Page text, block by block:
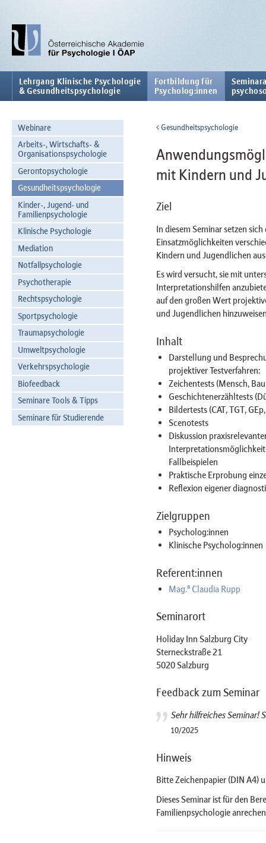
Lehrgang Klinische Psychologie
& Gesundheitspsychologie
Fortbildung für
Psycholog:innen
Webinare
Arbeits-, Wirtschafts- &
Organisationspsychologie
Gerontopsychologie
Gesundheitspsychologie
Kinder-, Jugend- und
Familienpsychologie
Klinische Psychologie
Mediation
Notfallpsychologie
Psychotherapie
Rechtspsychologie
Sportpsychologie
Traumapsychologie
Umweltpsychologie
Verkehrspsychologie
Biofeedback
Seminare Tools & Tipps
Seminare für Studierende
Gesundheitspsychologie
mit Kindern und
Ziel
In diesem Seminar setzen
Einsatzmöglichkeiten
Kindern und Jugendlichen
Es wird versucht, sie mit
Interpretationshilfen
auf den großen Wert
und Jugendlichen
Inhalt
Darstellung und
projektiver Testverfahren:
Zeichentests (Mensch,
Geschichtenerzähltests
Bildertests (CAT, TGT, GEp,
Scenotests
Diskussion
Fallbeispielen
Praktische Erprobung
Reflexion eigener
Zielgruppen
Psycholog:innen
Klinische Psycholog:innen
Referent:innen
Mag.aClaudia Rupp
Seminarort
Holiday Inn Salzburg City
Sterneckstraße 21
5020 Salzburg
Feedback zum Seminar
Sehr hilfreiches Seminar!
10/2025
Hinweis
Bitte Zeichenpapier (DIN A4)
Dieses Seminar ist für den
Familienpsychologie